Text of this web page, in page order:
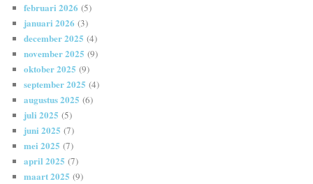
februari 2026 (5)
januari 2026 (3)
december 2025 (4)
november 2025 (9)
oktober 2025 (9)
september 2025 (4)
augustus 2025 (6)
juli 2025 (5)
juni 2025 (7)
mei 2025 (7)
april 2025 (7)
maart 2025 (9)